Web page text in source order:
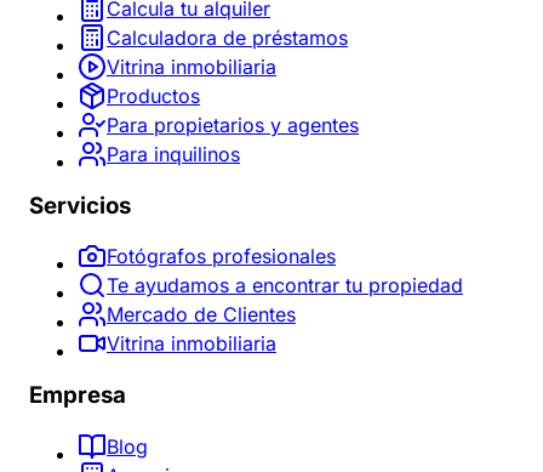
Calcula tu alquiler
Calculadora de préstamos
Vitrina inmobiliaria
Productos
Para propietarios y agentes
Para inquilinos
Servicios
Fotógrafos profesionales
Te ayudamos a encontrar tu propiedad
Mercado de Clientes
Vitrina inmobiliaria
Empresa
Blog